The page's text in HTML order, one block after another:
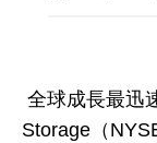
全球成長最迅
Storage（